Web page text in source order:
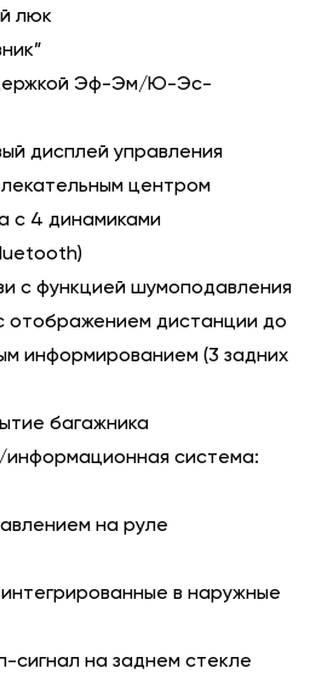
люк
Эф-Эм/Ю-Эс-
дисплей управления
центром
с 4 динамиками
с функцией шумоподавления
отображением дистанции до
информированием (3 задних
багажника
система:
на руле
в наружные
сигнал на заднем стекле